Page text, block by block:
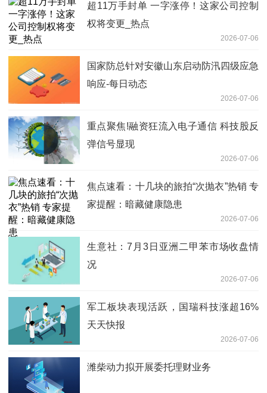
超11万手封单 一字涨停！这家公司控制
权将变更_热点
2026-07-06
国家防总针对安徽山东启动防汛四级应急
响应-每日动态
2026-07-06
重点聚焦!融资狂流入电子通信 科技股反
弹信号显现
2026-07-06
焦点速看：十几块的旅拍“次抛衣”热销 专
家提醒：暗藏健康隐患
2026-07-06
生意社：7月3日亚洲二甲苯市场收盘情
况
2026-07-06
军工板块表现活跃，国瑞科技涨超16%
天天快报
2026-07-06
潍柴动力拟开展委托理财业务